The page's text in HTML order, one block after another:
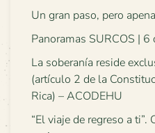
Un gran paso, pero
Panoramas SURCOS |
La soberanía reside
(artículo 2 de la
Rica) – ACODEHU
“El viaje de regreso a ti”.